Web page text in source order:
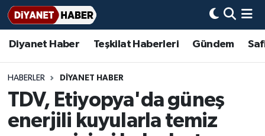
Diyanet Haber Teşkilat Haberleri Gündem
HABERLER DİYANET HABER
TDV, Etiyopya'da güneş
enerjili kuyularla temiz
Diyanet Haber
Teşkilat Haberleri
Adana Müftülüğü
Adıyaman Müftülüğü
Afyonkarahisar Müftülüğü
Gündem
Bir Ayet
Bir Hikaye
Biyografiler
Aile Dergisi
Aylık Dergi
İmam Hatip Okulları
Başmakale
Hadis-i Şerifler
Hayat Okumaları
Nöbetçi Eczaneler
Hava Durumu
Ankara Namaz Vakitleri